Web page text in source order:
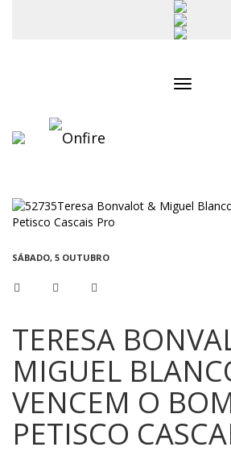
SÁBADO, 5 OUTUBRO
TERESA
MIGUEL
VENCEM O
PETISCO